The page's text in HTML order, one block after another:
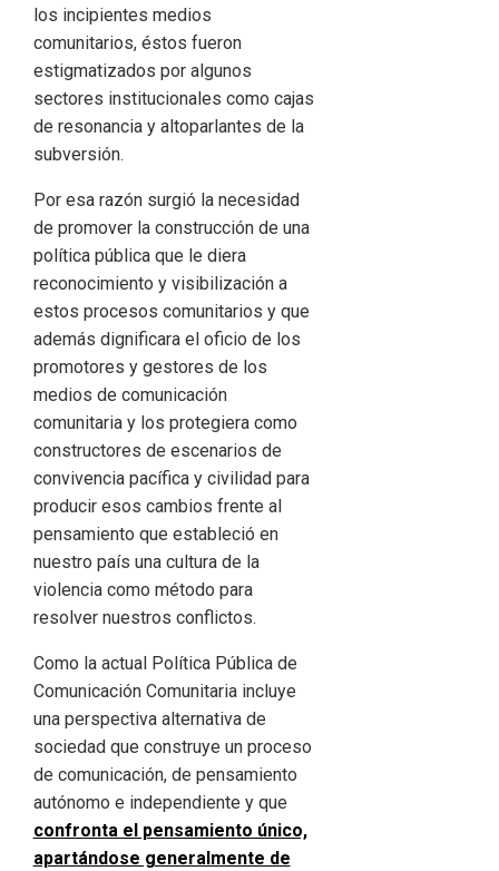
los incipientes medios
comunitarios, éstos fueron
estigmatizados por algunos
sectores institucionales como cajas
de resonancia y altoparlantes de la
subversión.
Por esa razón surgió la necesidad
de promover la construcción de una
política pública que le diera
reconocimiento y visibilización a
estos procesos comunitarios y que
además dignificara el oficio de los
promotores y gestores de los
medios de comunicación
comunitaria y los protegiera como
constructores de escenarios de
convivencia pacífica y civilidad para
producir esos cambios frente al
pensamiento que estableció en
nuestro país una cultura de la
violencia como método para
resolver nuestros conflictos.
Como la actual Política Pública de
Comunicación Comunitaria incluye
una perspectiva alternativa de
sociedad que construye un proceso
de comunicación, de pensamiento
autónomo e independiente y que
confronta el pensamiento único,
apartándose generalmente de